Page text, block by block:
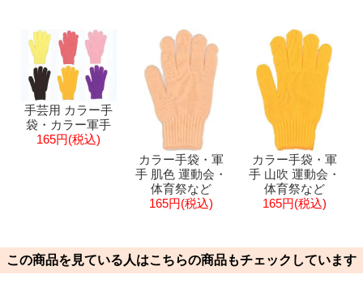
手芸用 カラー手
袋・カラー軍手
165円(税込)
カラー手袋・軍
手 肌色 運動会・
体育祭など
165円(税込)
カラー手袋・軍
手 山吹 運動会・
体育祭など
165円(税込)
この商品を見ている人はこちらの商品もチェックしています